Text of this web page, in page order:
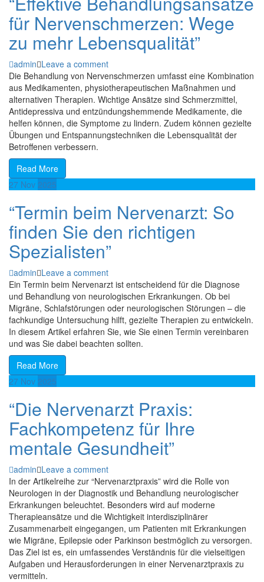
für Nervenschmerzen: Wege
zu mehr Lebensqualität”
admin Leave a comment
Die Behandlung von Nervenschmerzen umfasst eine Kombination
aus Medikamenten, physiotherapeutischen Maßnahmen und
alternativen Therapien. Wichtige Ansätze sind Schmerzmittel,
Antidepressiva und entzündungshemmende Medikamente, die
helfen können, die Symptome zu lindern. Zudem können gezielte
Übungen und Entspannungstechniken die Lebensqualität der
Betroffenen verbessern.
Read More
27 Nov 2025
“Termin beim Nervenarzt: So
finden Sie den richtigen
Spezialisten”
admin Leave a comment
Ein Termin beim Nervenarzt ist entscheidend für die Diagnose
und Behandlung von neurologischen Erkrankungen. Ob bei
Migräne, Schlafstörungen oder neurologischen Störungen – die
fachkundige Untersuchung hilft, gezielte Therapien zu entwickeln.
In diesem Artikel erfahren Sie, wie Sie einen Termin vereinbaren
und was Sie dabei beachten sollten.
Read More
27 Nov 2025
“Die Nervenarzt Praxis:
Fachkompetenz für Ihre
mentale Gesundheit”
admin Leave a comment
In der Artikelreihe zur “Nervenarztpraxis” wird die Rolle von
Neurologen in der Diagnostik und Behandlung neurologischer
Erkrankungen beleuchtet. Besonders wird auf moderne
Therapieansätze und die Wichtigkeit interdisziplinärer
Zusammenarbeit eingegangen, um Patienten mit Erkrankungen
wie Migräne, Epilepsie oder Parkinson bestmöglich zu versorgen.
Das Ziel ist es, ein umfassendes Verständnis für die vielseitigen
Aufgaben und Herausforderungen in einer Nervenarztpraxis zu
vermitteln.